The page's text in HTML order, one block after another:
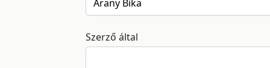
Szerző által